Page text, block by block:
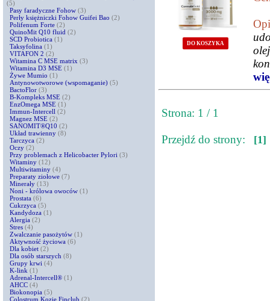
(5)
Pasy faradyczne Fohow (3)
Perły księżniczki Fohow Guifei Bao (2)
Polifenum Forte (2)
QuinoMit Q10 fluid (2)
SCD Probiotica (1)
Taksyfolina (1)
VITAFON 2 (2)
Witamina C MSE matrix (3)
Witamina D3 MSE (1)
Żywe Mumio (1)
Antynowotworowe (wspomaganie) (5)
BactoFlor (3)
B-Kompleks MSE (2)
EnzOmega MSE (1)
Immun-Intercell (2)
Magnez MSE (2)
SANOMIT®Q10 (2)
Układ trawienny (8)
Tarczyca (2)
Oczy (2)
Przy problemach z Helicobacter Pylori (3)
Witaminy (12)
Multiwitaminy (4)
Preparaty ziołowe (7)
Minerały (13)
Noni - królowa owoców (1)
Prostata (6)
Cukrzyca (5)
Kandydoza (1)
Alergia (2)
Stres (4)
Zwalczanie pasożytów (1)
Aktywność życiowa (6)
Dla kobiet (2)
Dla osób starszych (8)
Grupy krwi (4)
K-link (1)
Adrenal-Intercell® (1)
AHCC (4)
Biokonopia (5)
Colostrum Kozie Finclub (2)
DO KOSZYKA
Strona: 1 / 1
Przejdź do strony: [1]